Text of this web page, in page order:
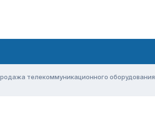
телекоммуникационного оборудования